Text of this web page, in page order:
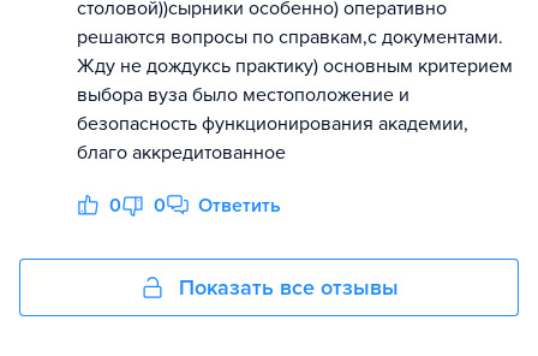
столовой))сырники особенно) оперативно
решаются вопросы по справкам,с документами.
Жду не дождуксь практику) основным критерием
выбора вуза было местоположение и
безопасность функционирования академии,
благо аккредитованное
0 0 Ответить
Показать все отзывы